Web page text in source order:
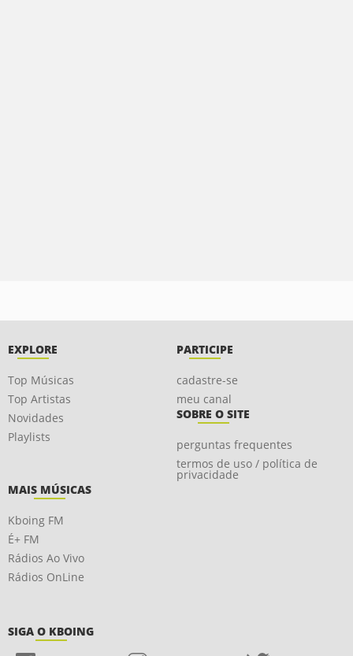
EXPLORE
Top Músicas
Top Artistas
Novidades
Playlists
PARTICIPE
cadastre-se
meu canal
SOBRE O SITE
perguntas frequentes
termos de uso / política de
privacidade
MAIS MÚSICAS
Kboing FM
É+ FM
Rádios Ao Vivo
Rádios OnLine
SIGA O KBOING